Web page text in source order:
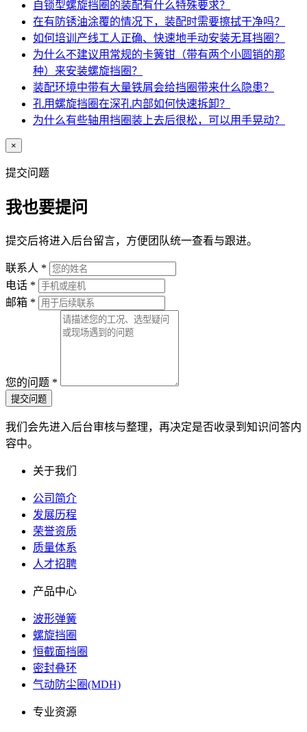
自锁型螺旋挡圈的装配有什么特殊要求？
在有防锈油涂覆的情况下，装配时需要擦拭干净吗？
如何培训产线工人正确、快速地手动安装无耳挡圈？
为什么不建议用常规的卡簧钳（带有两个小圆销的那
种）来安装螺旋挡圈？
装配环境中带有大量铁屑会给挡圈带来什么隐患？
孔用螺旋挡圈在深孔内部如何快速拆卸？
为什么有些轴用挡圈装上去后很松，可以用手晃动？
×
提交问题
我也要提问
提交后将进入后台留言，方便团队统一查看与跟进。
联系人 *
电话 *
邮箱 *
您的问题 *
提交问题
我们会先进入后台审核与整理，再决定是否收录到知识问答内
容中。
关于我们
公司简介
发展历程
荣誉资质
质量体系
人才招聘
产品中心
波形弹簧
螺旋挡圈
恒截面挡圈
密封叠环
气动防尘圈(MDH)
专业资源